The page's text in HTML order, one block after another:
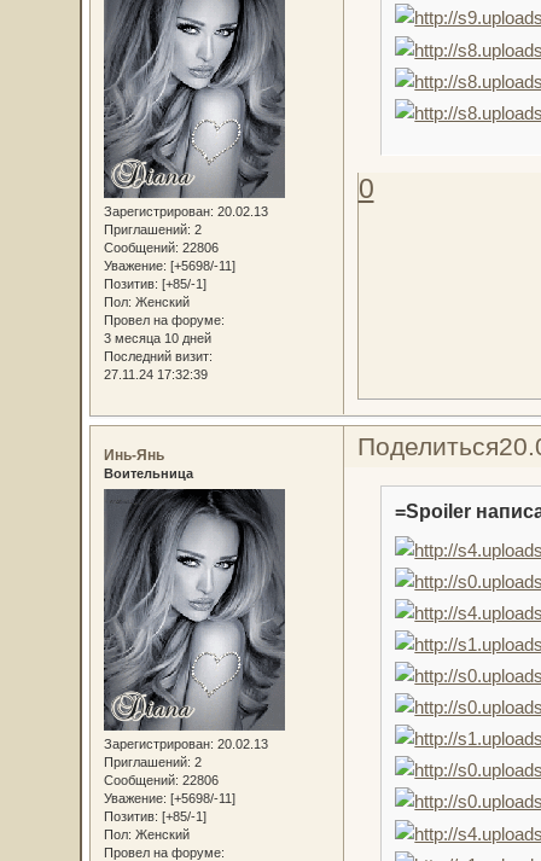
Зарегистрирован: 20.02.13
Приглашений: 2
Сообщений: 22806
Уважение: [+5698/-11]
Позитив: [+85/-1]
Пол: Женский
Провел на форуме:
3 месяца 10 дней
Последний визит:
27.11.24 17:32:39
0
Поделиться
Инь-Янь
Воительница
Зарегистрирован: 20.02.13
Приглашений: 2
Сообщений: 22806
Уважение: [+5698/-11]
Позитив: [+85/-1]
Пол: Женский
Провел на форуме:
=Spoiler